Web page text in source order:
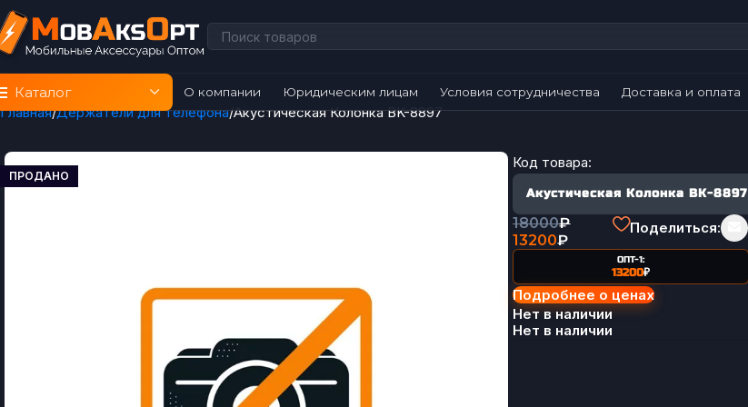
Каталог О компании Юридическим лицам Условия сотрудничества Доставка и оплата
Главная Держатели для телефона Акустическая Колонка BK-8897
ПРОДАНО
Код товара:
Акустическая Колонка BK-8897
18000₽
13200₽
Поделиться:
ОПТ-1:
13200₽
Подробнее о ценах
Нет в наличии
Нет в наличии